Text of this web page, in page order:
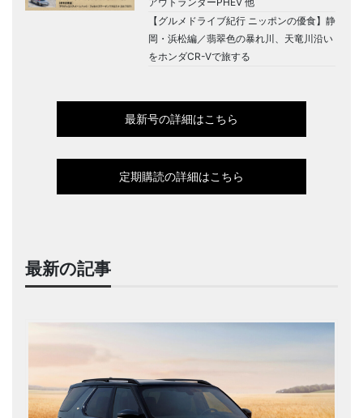
【グルメドライブ紀行 ニッポンの優食】静
岡・浜松編／翡翠色の暴れ川、天竜川沿い
をホンダCR-Vで旅する
最新号の詳細はこちら
定期購読の詳細はこちら
最新の記事